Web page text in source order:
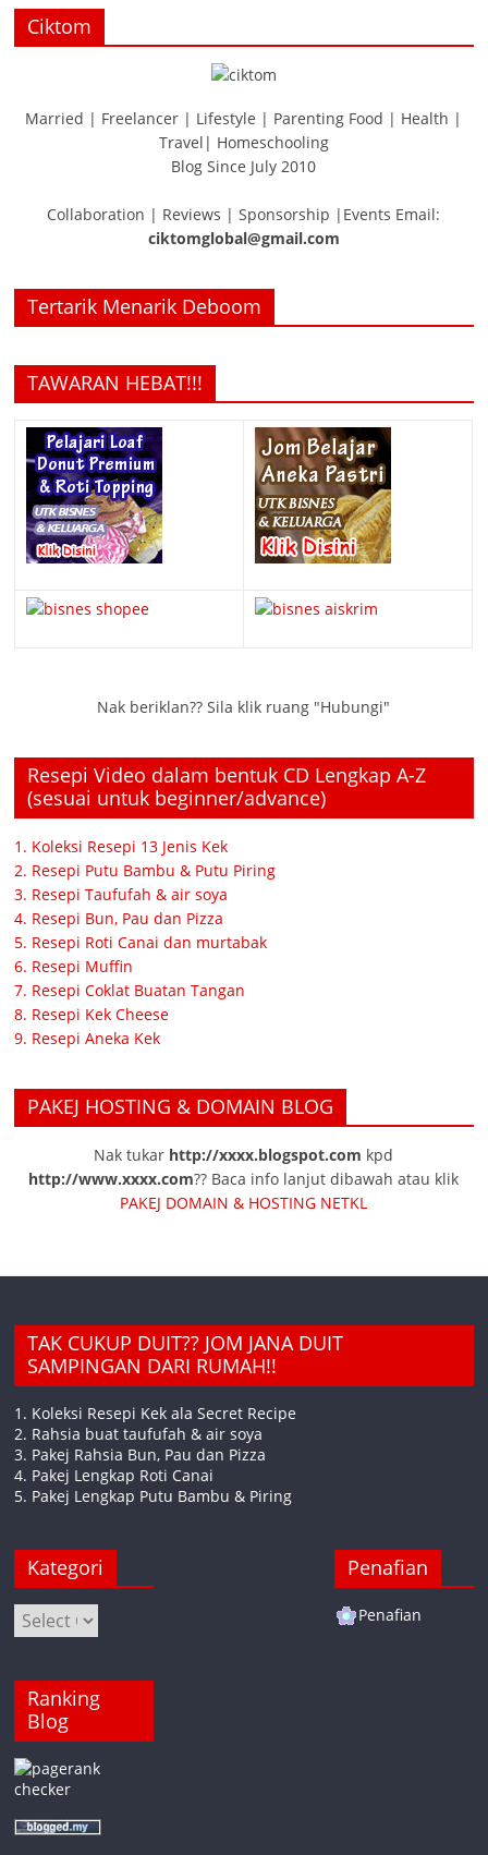
Ciktom
Married | Freelancer | Lifestyle | Parenting Food | Health |
Travel| Homeschooling
Blog Since July 2010
Collaboration | Reviews | Sponsorship |Events Email:
ciktomglobal@gmail.com
Tertarik Menarik Deboom
TAWARAN HEBAT!!!
Nak beriklan?? Sila klik ruang "Hubungi"
Resepi Video dalam bentuk CD Lengkap A-Z
(sesuai untuk beginner/advance)
1. Koleksi Resepi 13 Jenis Kek
2. Resepi Putu Bambu & Putu Piring
3. Resepi Taufufah & air soya
4. Resepi Bun, Pau dan Pizza
5. Resepi Roti Canai dan murtabak
6. Resepi Muffin
7. Resepi Coklat Buatan Tangan
8. Resepi Kek Cheese
9. Resepi Aneka Kek
PAKEJ HOSTING & DOMAIN BLOG
Nak tukar http://xxxx.blogspot.com kpd
http://www.xxxx.com?? Baca info lanjut dibawah atau klik
PAKEJ DOMAIN & HOSTING NETKL
TAK CUKUP DUIT?? JOM JANA DUIT
SAMPINGAN DARI RUMAH!!
1. Koleksi Resepi Kek ala Secret Recipe
2. Rahsia buat taufufah & air soya
3. Pakej Rahsia Bun, Pau dan Pizza
4. Pakej Lengkap Roti Canai
5. Pakej Lengkap Putu Bambu & Piring
Kategori
Kategori
Ranking
Blog
Penafian
Penafian